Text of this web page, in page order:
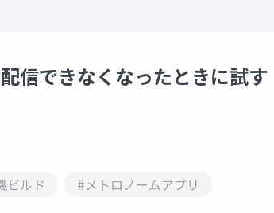
信できなくなったときに試す
ビルド #メトロノームアプリ